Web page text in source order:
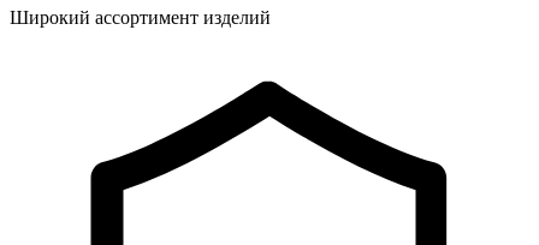
Широкий ассортимент изделий